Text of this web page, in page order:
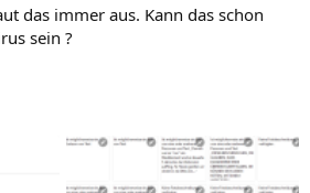
das immer aus. Kann das schon
sein ?